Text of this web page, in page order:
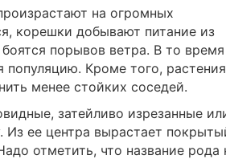
на огромных
корешки добывают питание из
порывов ветра. В то время
популяцию. Кроме того, растения
менее стойких соседей.
затейливо изрезанные
ее центра вырастает
отметить, что название рода